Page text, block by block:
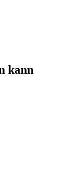
kann